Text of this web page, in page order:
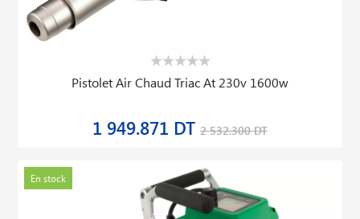
Pistolet Air Chaud Triac At 230v 1600w
1 949.871 DT 2 532.300 DT
En stock